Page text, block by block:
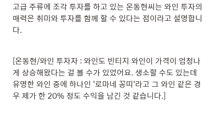
고급 주류에 조각 투자를 하고 있는 온동현씨는 와인 투자의
매력은 취미와 투자를 함께 할 수 있다는 점이라고 설명합니
다.
[온동현/와인 투자자 : 와인도 빈티지 와인이 가격이 엄청나
게 상승해왔다는 걸 볼 수가 있었어요. 생소할 수도 있는데
유명한 와인 중에 하나인 '로마네 꽁띠'라고 그 와인 같은 경
우 제가 한 20% 정도 수익을 남긴 것 같습니다.]